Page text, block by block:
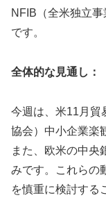
NFIB（全米独立
です。
全体的な見通し：
今週は、米11月貿
協会）中小企業楽
また、欧米の中央
みです。これらの
を慎重に検討する